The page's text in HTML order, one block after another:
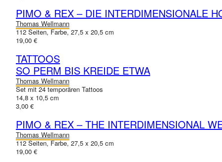
PIMO & REX – DIE INTERDIMENSIONALE
Thomas Wellmann
112 Seiten, Farbe, 27,5 x 20,5 cm
19,00 €
TATTOOS
SO PERM BIS KREIDE ETWA
Thomas Wellmann
Set mit 24 temporären Tattoos
14,8 x 10,5 cm
3,00 €
PIMO & REX – THE INTERDIMENSIONAL
Thomas Wellmann
112 Seiten, Farbe, 27,5 x 20,5 cm
19,00 €